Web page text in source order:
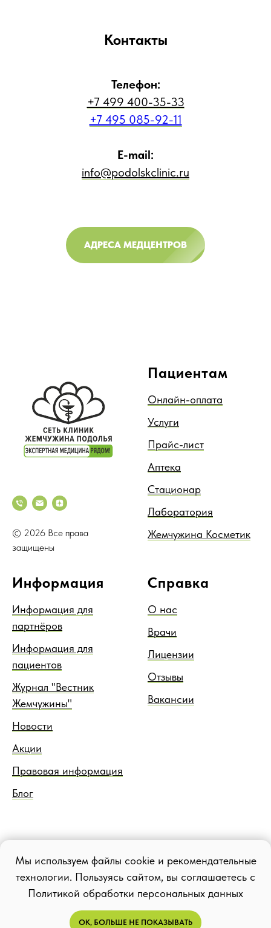
Контакты
Телефон:
+7 499 400-35-33
+7 495 085-92-11
E-mail:
info@podolskclinic.ru
АДРЕСА МЕДЦЕНТРОВ
© 2026 Все права
защищены
Пациентам
Онлайн-оплата
Услуги
Прайс-лист
Аптека
Стационар
Лаборатория
Жемчужина Косметик
Информация
Информация для
партнёров
Информация для
пациентов
Журнал "Вестник
Жемчужины"
Новости
Акции
Правовая информация
Блог
Справка
О нас
Врачи
Лицензии
Отзывы
Вакансии
Мы используем файлы cookie и рекомендательные
технологии. Пользуясь сайтом, вы соглашаетесь с
Политикой обработки персональных данных
ОК, БОЛЬШЕ НЕ ПОКАЗЫВАТЬ